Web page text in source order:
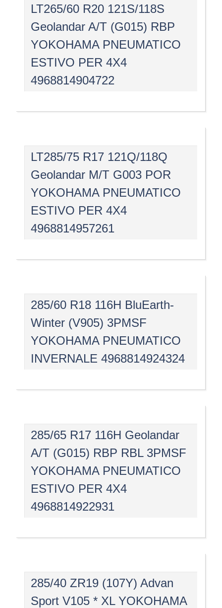
LT265/60 R20 121S/118S
Geolandar A/T (G015) RBP
YOKOHAMA PNEUMATICO
ESTIVO PER 4X4
4968814904722
LT285/75 R17 121Q/118Q
Geolandar M/T G003 POR
YOKOHAMA PNEUMATICO
ESTIVO PER 4X4
4968814957261
285/60 R18 116H BluEarth-
Winter (V905) 3PMSF
YOKOHAMA PNEUMATICO
INVERNALE 4968814924324
285/65 R17 116H Geolandar
A/T (G015) RBP RBL 3PMSF
YOKOHAMA PNEUMATICO
ESTIVO PER 4X4
4968814922931
285/40 ZR19 (107Y) Advan
Sport V105 * XL YOKOHAMA